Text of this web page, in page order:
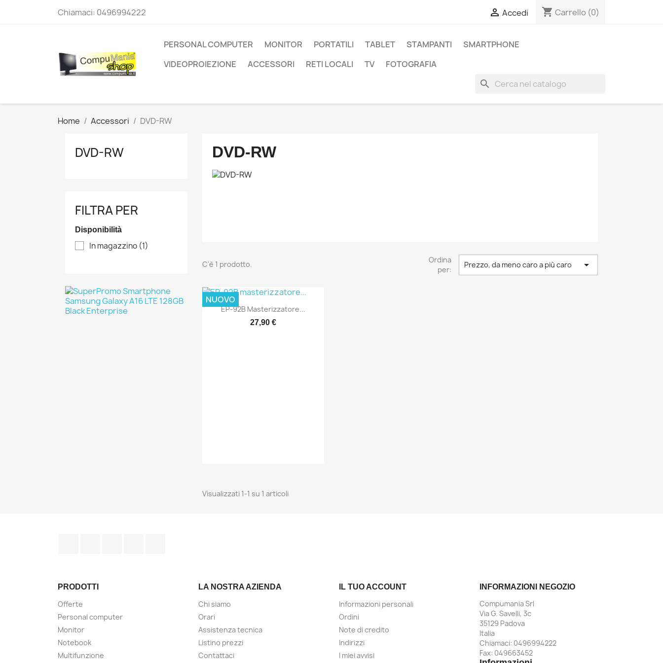
Chiamaci: 0496994222  Accedi shopping_cart Carrello (0)
PERSONAL COMPUTER MONITOR PORTATILI TABLET STAMPANTI
SMARTPHONE
VIDEOPROIEZIONE
ACCESSORI RETI LOCALI TV FOTOGRAFIA
search
Home Accessori DVD-RW
DVD-RW
FILTRA PER
Disponibilità
In magazzino (1)
DVD-RW
C'è 1 prodotto.
Ordina
per:
Prezzo, da meno caro a più caro 
Anteprima
EP-92B Masterizzatore...
27,90 €
NUOVO
Visualizzati 1-1 su 1 articoli
PRODOTTI
Offerte
Personal computer
Monitor
Notebook
Multifunzione
LA NOSTRA AZIENDA
Chi siamo
Orari
Assistenza tecnica
Listino prezzi
Contattaci
IL TUO ACCOUNT
Informazioni personali
Ordini
Note di credito
Indirizzi
I miei avvisi
INFORMAZIONI NEGOZIO
Compumania Srl
Via G. Savelli, 3c
35129 Padova
Italia
Chiamaci: 0496994222
Fax: 049663452